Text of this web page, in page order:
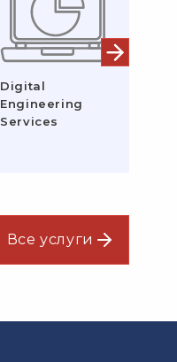
Digital
Engineering
Services
Все услуги